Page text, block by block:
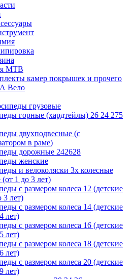
MTB
камер покрышек и прочего
Вело
грузовые
горные (хардтейлы) 26 24 275
двухподвесные (с
в раме)
дорожные 242628
женские
и велоколяски 3х колесные
(от 1 до 3 лет)
с размером колеса 12 (детские
3 лет)
с размером колеса 14 (детские
лет)
с размером колеса 16 (детские
лет)
с размером колеса 18 (детские
лет)
с размером колеса 20 (детские
лет)